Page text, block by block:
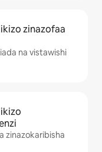
zinazofaa
na vistawishi
zinazokaribisha